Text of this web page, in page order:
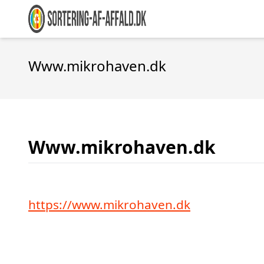
Www.mikrohaven.dk
Www.mikrohaven.dk
https://www.mikrohaven.dk